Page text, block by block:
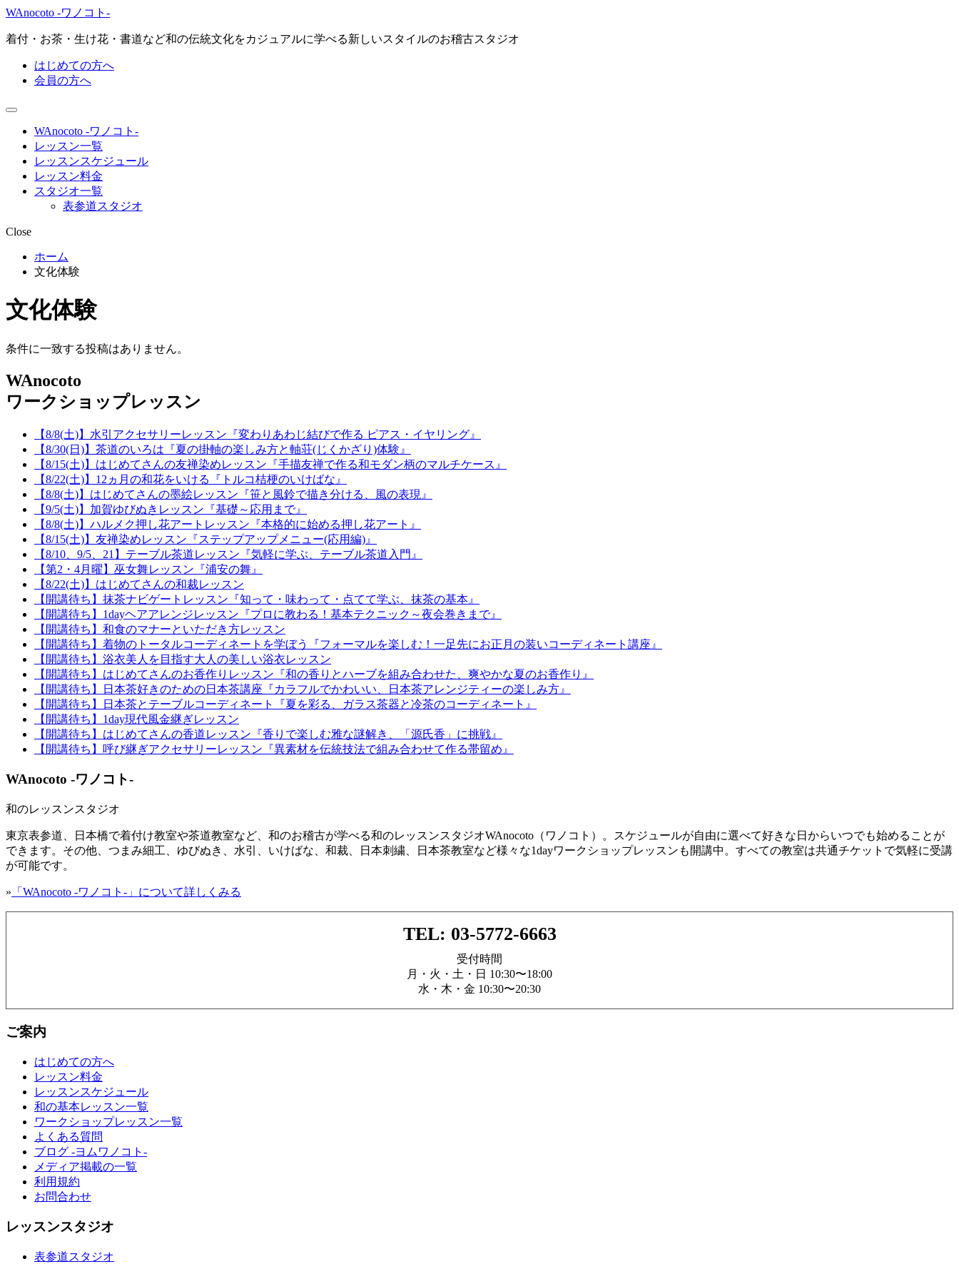
WAnocoto -ワノコト-
着付・お茶・生け花・書道など和の伝統文化をカジュアルに学べる新しいスタイルのお稽古スタジオ
はじめての方へ
会員の方へ
WAnocoto -ワノコト-
レッスン一覧
レッスンスケジュール
レッスン料金
スタジオ一覧
表参道スタジオ
Close
ホーム
文化体験
文化体験
条件に一致する投稿はありません。
WAnocoto
ワークショップレッスン
【8/8(土)】水引アクセサリーレッスン『変わりあわじ結びで作る ピアス・イヤリング』
【8/30(日)】茶道のいろは『夏の掛軸の楽しみ方と軸荘(じくかざり)体験』
【8/15(土)】はじめてさんの友禅染めレッスン『手描友禅で作る和モダン柄のマルチケース』
【8/22(土)】12ヵ月の和花をいける『トルコ桔梗のいけばな』
【8/8(土)】はじめてさんの墨絵レッスン『笹と風鈴で描き分ける、風の表現』
【9/5(土)】加賀ゆびぬきレッスン『基礎～応用まで』
【8/8(土)】ハルメク押し花アートレッスン『本格的に始める押し花アート』
【8/15(土)】友禅染めレッスン『ステップアップメニュー(応用編)』
【8/10、9/5、21】テーブル茶道レッスン『気軽に学ぶ、テーブル茶道入門』
【第2・4月曜】巫女舞レッスン『浦安の舞』
【8/22(土)】はじめてさんの和裁レッスン
【開講待ち】抹茶ナビゲートレッスン『知って・味わって・点てて学ぶ、抹茶の基本』
【開講待ち】1dayヘアアレンジレッスン『プロに教わる！基本テクニック～夜会巻きまで』
【開講待ち】和食のマナーといただき方レッスン
【開講待ち】着物のトータルコーディネートを学ぼう『フォーマルを楽しむ！一足先にお正月の装いコーディネート講座』
【開講待ち】浴衣美人を目指す大人の美しい浴衣レッスン
【開講待ち】はじめてさんのお香作りレッスン『和の香りとハーブを組み合わせた、爽やかな夏のお香作り』
【開講待ち】日本茶好きのための日本茶講座『カラフルでかわいい、日本茶アレンジティーの楽しみ方』
【開講待ち】日本茶とテーブルコーディネート『夏を彩る、ガラス茶器と冷茶のコーディネート』
【開講待ち】1day現代風金継ぎレッスン
【開講待ち】はじめてさんの香道レッスン『香りで楽しむ雅な謎解き、「源氏香」に挑戦』
【開講待ち】呼び継ぎアクセサリーレッスン『異素材を伝統技法で組み合わせて作る帯留め』
WAnocoto -ワノコト-
和のレッスンスタジオ
東京表参道、日本橋で着付け教室や茶道教室など、和のお稽古が学べる和のレッスンスタジオWAnocoto（ワノコト）。スケジュールが自由に選べて好きな日からいつでも始めることが
できます。その他、つまみ細工、ゆびぬき、水引、いけばな、和裁、日本刺繍、日本茶教室など様々な1dayワークショップレッスンも開講中。すべての教室は共通チケットで気軽に受講
が可能です。
» 「WAnocoto -ワノコト-」について詳しくみる
TEL: 03-5772-6663
受付時間
月・火・土・日 10:30〜18:00
水・木・金 10:30〜20:30
ご案内
はじめての方へ
レッスン料金
レッスンスケジュール
和の基本レッスン一覧
ワークショップレッスン一覧
よくある質問
ブログ -ヨムワノコト-
メディア掲載の一覧
利用規約
お問合わせ
レッスンスタジオ
表参道スタジオ